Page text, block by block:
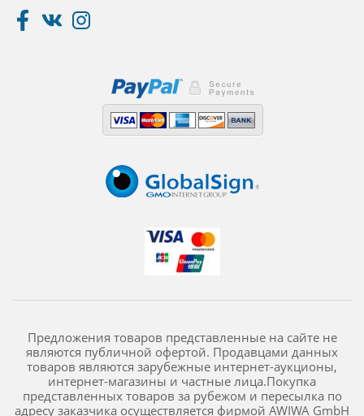
Предложения товаров представленные на сайте не
являются публичной офертой. Продавцами данных
товаров являются зарубежные интернет-аукционы,
интернет-магазины и частные лица.Покупка
представленных товаров за рубежом и пересылка по
адресу заказчика осуществляется фирмой AWIWA GmbH